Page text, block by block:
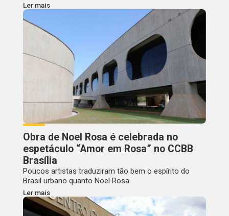
Ler mais
Obra de Noel Rosa é celebrada no
espetáculo “Amor em Rosa” no CCBB
Brasília
Poucos artistas traduziram tão bem o espírito do
Brasil urbano quanto Noel Rosa
Ler mais